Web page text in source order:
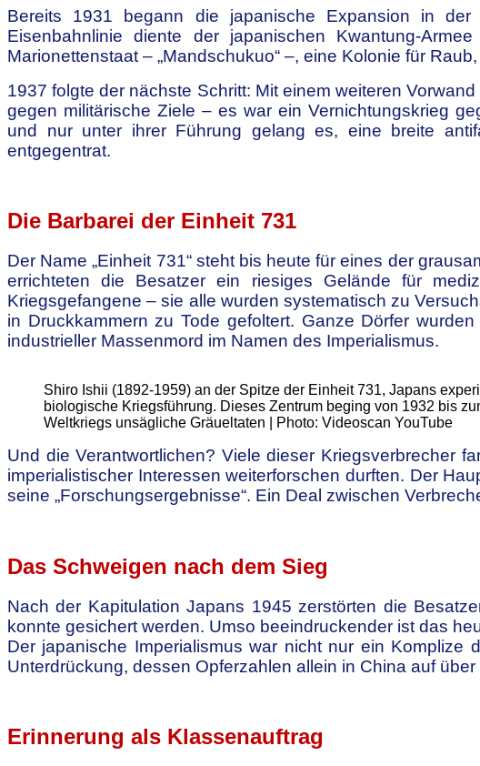
Bereits 1931 begann die japanische Expansion in der
Eisenbahnlinie diente der japanischen Kwantung-
Marionettenstaat – „Mandschukuo“ –, eine Kolonie für
1937 folgte der nächste Schritt: Mit einem weiteren
gegen militärische Ziele – es war ein Vernichtungskrieg
und nur unter ihrer Führung gelang es, eine breite
entgegentrat.
Die Barbarei der Einheit 731
Der Name „Einheit 731“ steht bis heute für eines der
errichteten die Besatzer ein riesiges Gelände für
Kriegsgefangene – sie alle wurden systematisch zu
in Druckkammern zu Tode gefoltert. Ganze Dörfer
industrieller Massenmord im Namen des Imperialismus.
Shiro Ishii (1892-1959) an der Spitze der Einheit 731, Japans
biologische Kriegsführung. Dieses Zentrum beging von 1932 bis
Weltkriegs unsägliche Gräueltaten | Photo: Videoscan YouTube
Und die Verantwortlichen? Viele dieser Kriegsverbrecher
imperialistischer Interessen weiterforschen durften. Der
seine „Forschungsergebnisse“. Ein Deal zwischen
Das Schweigen nach dem Sieg
Nach der Kapitulation Japans 1945 zerstörten die
konnte gesichert werden. Umso beeindruckender ist das
Der japanische Imperialismus war nicht nur ein
Unterdrückung, dessen Opferzahlen allein in China auf
Erinnerung als Klassenauftrag